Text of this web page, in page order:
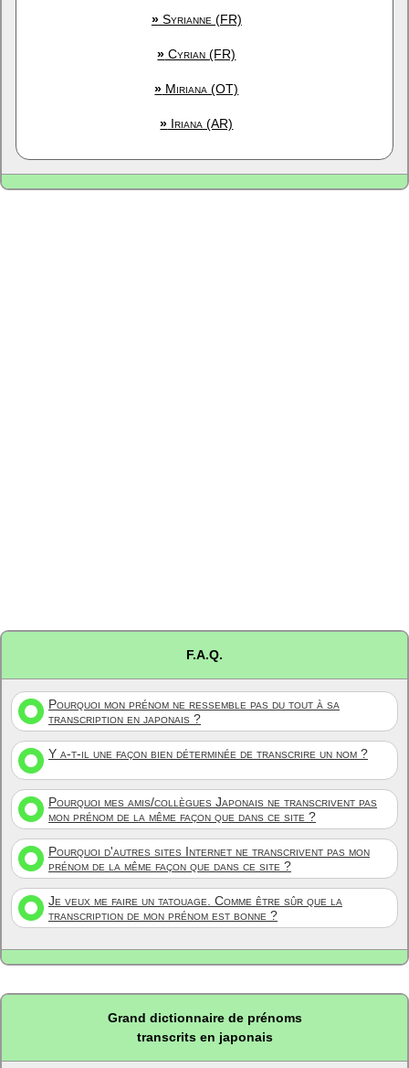
»Syrianne (FR)
» Cyrian (FR)
» Miriana (OT)
» Iriana (AR)
F.A.Q.
Pourquoi mon prénom ne ressemble pas du tout à sa
transcription en japonais ?
Y a-t-il une façon bien déterminée de transcrire un nom ?
Pourquoi mes amis/collègues Japonais ne transcrivent pas
mon prénom de la même façon que dans ce site ?
Pourquoi d'autres sites Internet ne transcrivent pas mon
prénom de la même façon que dans ce site ?
Je veux me faire un tatouage. Comme être sûr que la
transcription de mon prénom est bonne ?
Grand dictionnaire de prénoms
transcrits en japonais